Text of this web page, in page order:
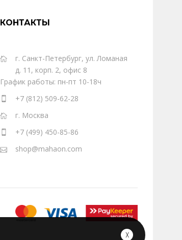
КОНТАКТЫ
г. Санкт-Петербург, ул. Ломаная
д. 11, корп. 2, офис 8
График работы: пн-пт 10-18ч
+7 (812) 509-62-28
г. Москва
+7 (499) 450-85-86
shop@mahaon.com
╳